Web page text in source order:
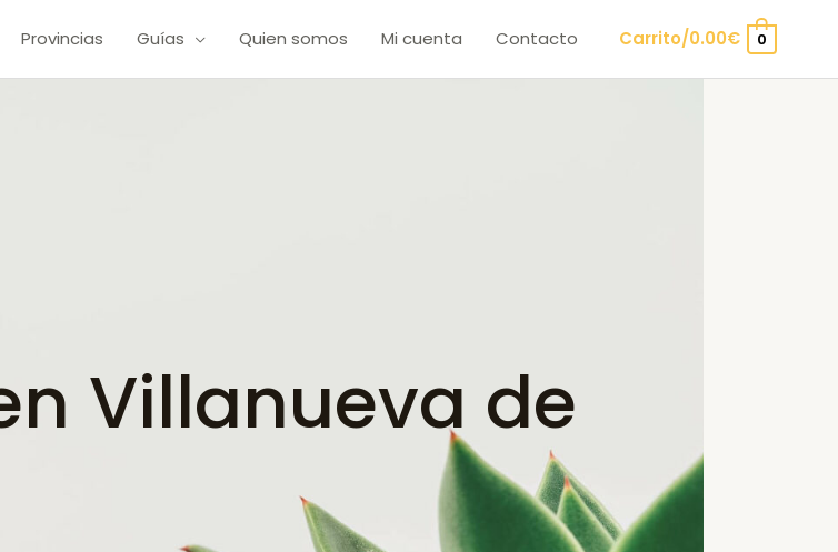
Provincias Guías Quien somos Mi cuenta Contacto Carrito/0.00€ 0
Villanueva de